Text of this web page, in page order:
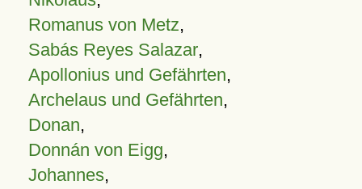
Romanus von Metz,
Sabás Reyes Salazar,
Apollonius und Gefährten,
Archelaus und Gefährten,
Donan,
Donnán von Eigg,
Johannes,